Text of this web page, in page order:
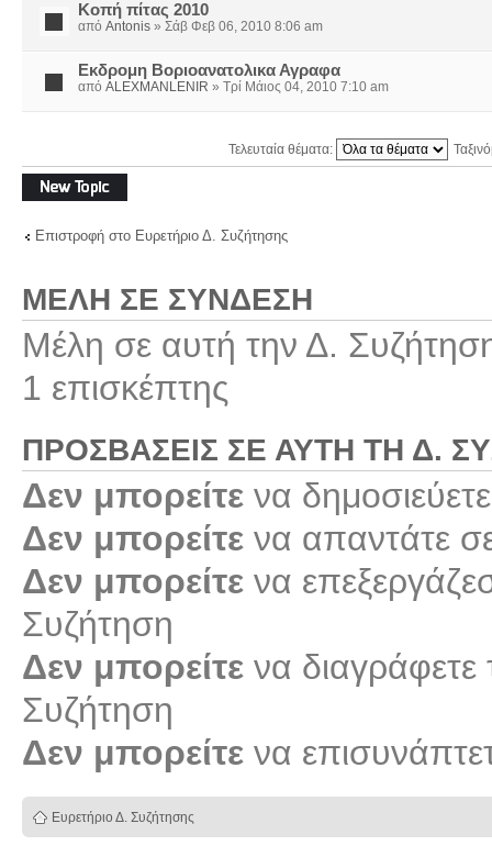
Κοπή πίτας 2010
από Antonis » Σάβ Φεβ 06, 2010 8:06 am
Εκδρομη Βοριοανατολικα Αγραφα
από ALEXMANLENIR » Τρί Μάιος 04, 2010 7:10 am
Τελευταία θέματα:
Δημιουργία νέου
θέματος
Επιστροφή στο Ευρετήριο Δ. Συζήτησης
ΜΈΛΗ ΣΕ ΣΎΝΔΕΣΗ
Μέλη σε αυτή την Δ.
1 επισκέπτης
ΠΡΟΣΒΆΣΕΙΣ ΣΕ ΑΥΤΉ ΤΗ Δ.
Δεν μπορείτε να
Δεν μπορείτε να απαντάτε
Δεν μπορείτε να
Συζήτηση
Δεν μπορείτε να διαγράφετε
Συζήτηση
Δεν μπορείτε να
Ευρετήριο Δ. Συζήτησης